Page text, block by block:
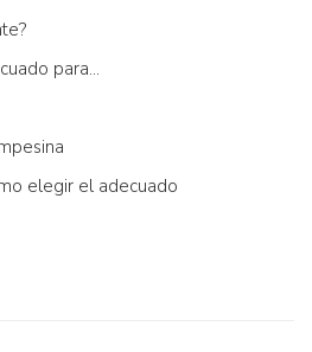
para...
elegir el adecuado